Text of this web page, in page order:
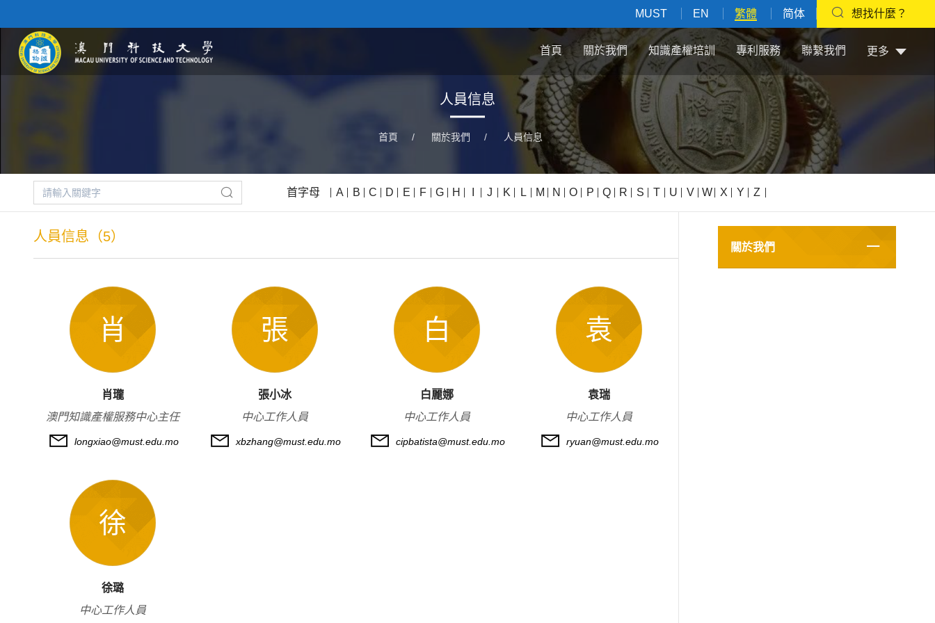
MUST EN 繁體 简体 想找什麼？
首頁 關於我們 知識產權培訓 專利服務 聯繫我們 更多
人員信息
首頁 / 關於我們 / 人員信息
首字母 A B C D E F G H J K L M N O P Q R S T U V W X Y Z
人員信息（5）
肖
肖瓏
澳門知識產權服務中心主任
longxiao@must.edu.mo
張
張小冰
中心工作人員
xbzhang@must.edu.mo
白
白麗娜
中心工作人員
cipbatista@must.edu.mo
袁
袁瑞
中心工作人員
ryuan@must.edu.mo
徐
徐璐
中心工作人員
關於我們